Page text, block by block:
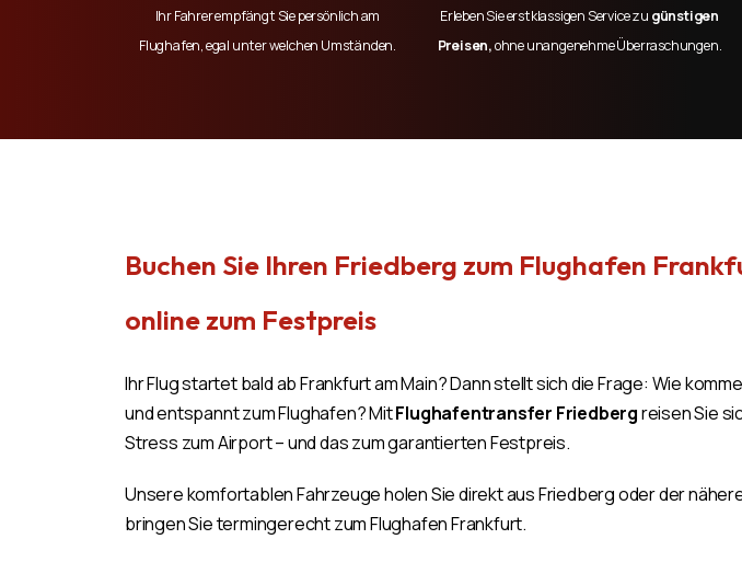
Ihr Fahrer empfängt Sie persönlich am
Flughafen, egal unter welchen Umständen.
Erleben Sie erstklassigen Service zu günstigen
Preisen,ohne unangenehme Überraschungen.
Buchen Sie Ihren Friedberg zum Flughafen
online zum Festpreis
Ihr Flug startet bald ab Frankfurt am Main? Dann stellt sich die Frage: Wie
und entspannt zum Flughafen? MitFlughafentransfer Friedbergreisen Sie
Stress zum Airport – und das zum garantierten Festpreis.
Unsere komfortablen Fahrzeuge holen Sie direkt aus Friedberg oder der
bringen Sie termingerecht zum Flughafen Frankfurt.